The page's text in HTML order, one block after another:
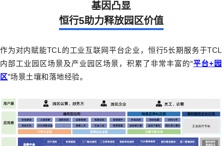
基因凸显
恒行5助力释放园区价值
作为对内赋能TCL的工业互联网平台企业，恒行5长期服务于TCL
内部工业园区场景及产业园区场景，积累了非常丰富的“平台+园
区”场景土壤和落地经验。